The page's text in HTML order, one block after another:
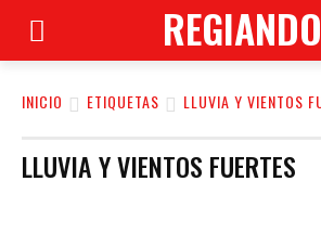
REGIANDO
INICIO ETIQUETAS LLUVIA Y VIENTOS
LLUVIA Y VIENTOS FUERTES